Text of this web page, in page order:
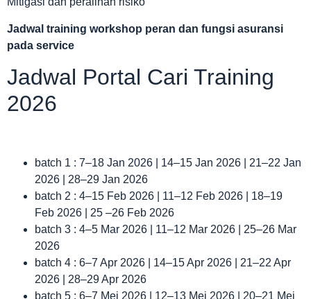
Jadwal training workshop peran dan fungsi asuransi
pada service
Jadwal Portal Cari Training
2026
batch 1 : 7–18 Jan 2026 | 14–15 Jan 2026 | 21–22 Jan
2026 | 28–29 Jan 2026
batch 2 : 4–15 Feb 2026 | 11–12 Feb 2026 | 18–19
Feb 2026 | 25 –26 Feb 2026
batch 3 : 4–5 Mar 2026 | 11–12 Mar 2026 | 25–26 Mar
2026
batch 4 : 6–7 Apr 2026 | 14–15 Apr 2026 | 21–22 Apr
2026 | 28–29 Apr 2026
batch 5 : 6–7 Mei 2026 | 12–13 Mei 2026 | 20–21 Mei